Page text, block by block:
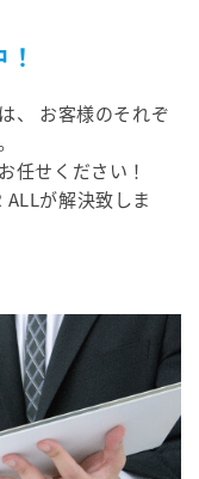
、
お客様のそれぞ
任せください！
が解決致しま